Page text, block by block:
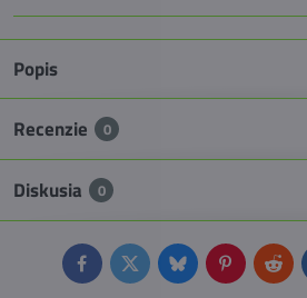
Popis
Recenzie 0
Diskusia 0
FacebookTwitterBlueskyPinterestReddit